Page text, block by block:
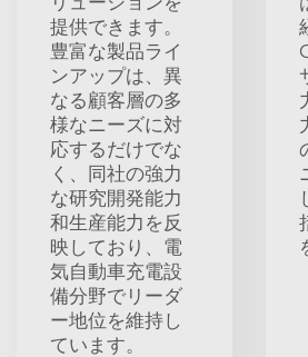
提供できます。
豊富な製品ライ
ンアップは、異
なる顧客層の多
様なニーズに対
応するだけでな
く、同社の強力
な研究開発能力
和生産能力を反
映しており、電
気自動車充電設
備分野でリーダ
ー地位を維持し
ています。